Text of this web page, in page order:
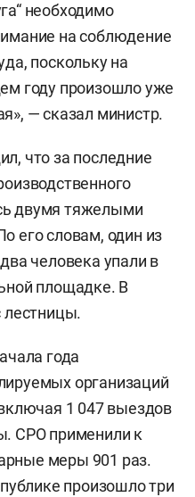
необходимо
на соблюдение
поскольку на
году произошло уже
— сказал министр.
что за последние
двумя тяжелыми
его словам, один из
человека упали в
площадке. В
лестницы.
года
организаций
1 047 выездов
СРО применили к
меры 901 раз.
произошло три